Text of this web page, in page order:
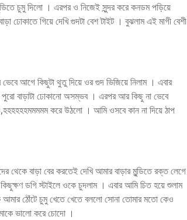
চুমু দিলো । এরপর ও নিজেই সুন্দর করে কনডম পড়িয়ে
ঢোকাতে গিয়ে দেখি গুদটা বেশ টাইট । বুঝলাম এই মাগী বেশী
ভেবে আগে কিছুটা থুতু দিয়ে ওর গুদ ভিজিয়ে নিলাম । এবার
বাড়াটা ঢোকানো অসম্ভব । এরপর আর কিছু না ভেবে
করে উঠলো । আমি ওসবে কান না দিয়ে ঠাপ
থেকে বাড়া বের করতেই দেখি আমার বাড়ার মুন্ডিতে রক্ত লেগে
ডগি স্টাইলে ওকে চুদলাম । এবার আমি চিত হয়ে শুলাম
ঠোঁটে চুমু খেতে খেতে বললো সোনা তোমার মতো কেও
ভালো করে চোদো ।